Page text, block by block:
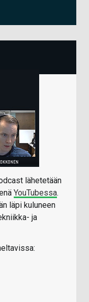
lähetetään
YouTubessa.
läpi kuluneen
ja